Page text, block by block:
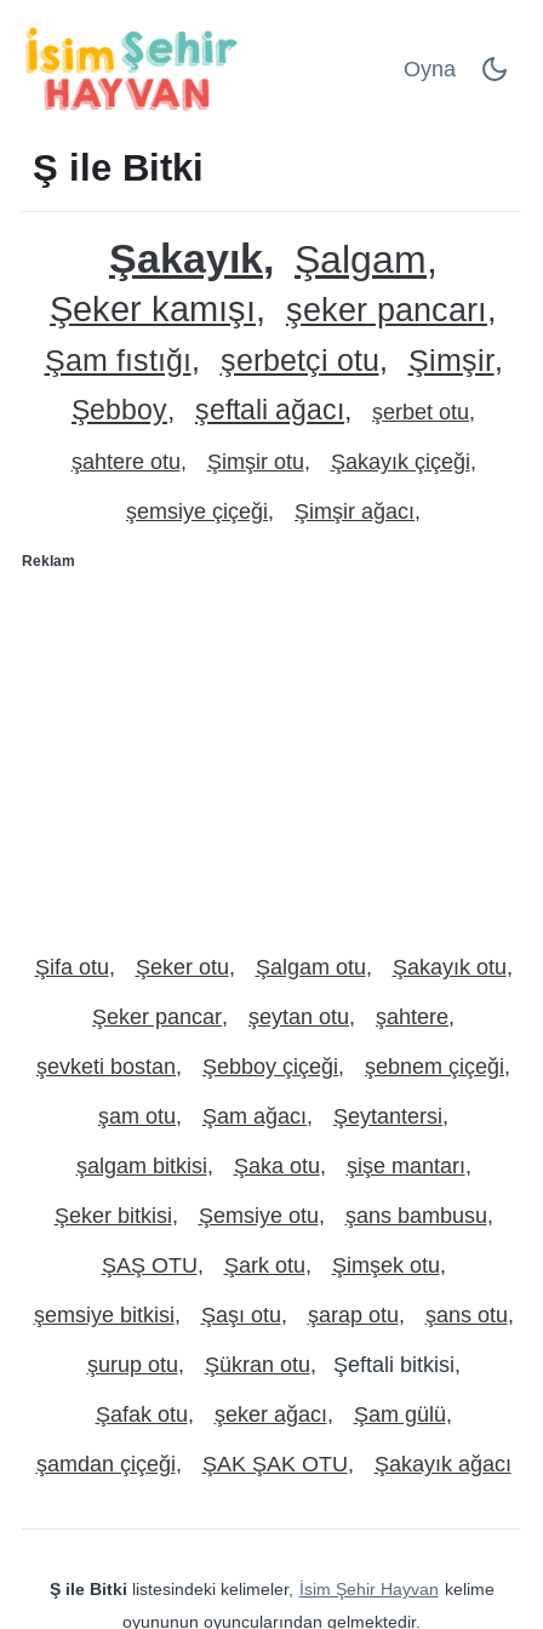
Oyna
Ş ile Bitki
Şakayık Şalgam
Şeker kamışı şeker pancarı
Şam fıstığı şerbetçi otu Şimşir
Şebboy şeftali ağacı şerbet otu
şahtere otu Şimşir otu Şakayık çiçeği
şemsiye çiçeği Şimşir ağacı
Reklam
Şifa otu Şeker otu Şalgam otu Şakayık otu
Şeker pancar şeytan otu şahtere
şevketi bostan Şebboy çiçeği şebnem çiçeği
şam otu Şam ağacı Şeytantersi
şalgam bitkisi Şaka otu şişe mantarı
Şeker bitkisi Şemsiye otu şans bambusu
ŞAŞ OTU Şark otu Şimşek otu
şemsiye bitkisi Şaşı otu şarap otu şans otu
şurup otu Şükran otu Şeftali bitkisi
Şafak otu şeker ağacı Şam gülü
şamdan çiçeği ŞAK ŞAK OTU Şakayık ağacı
Ş ile Bitki listesindeki kelimeler, İsim Şehir Hayvan kelime
oyununun oyuncularından gelmektedir.